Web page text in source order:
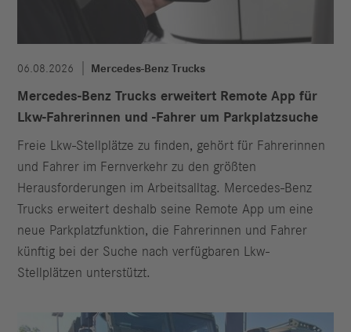
06.08.2026 Mercedes-Benz Trucks
Mercedes-Benz Trucks erweitert Remote App für
Lkw-Fahrerinnen und -Fahrer um Parkplatzsuche
Freie Lkw-Stellplätze zu finden, gehört für Fahrerinnen
und Fahrer im Fernverkehr zu den größten
Herausforderungen im Arbeitsalltag. Mercedes-Benz
Trucks erweitert deshalb seine Remote App um eine
neue Parkplatzfunktion, die Fahrerinnen und Fahrer
künftig bei der Suche nach verfügbaren Lkw-
Stellplätzen unterstützt.